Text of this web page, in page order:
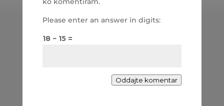
Please enter an answer in digits:
18 − 15 =
Oddajte komentar